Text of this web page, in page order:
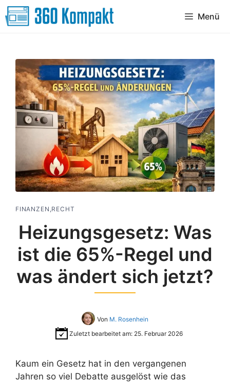
Zum
Inhalt
Menü
FINANZEN,RECHT
Heizungsgesetz: Was
ist die 65%-Regel und
was ändert sich jetzt?
Von M. Rosenhein
Zuletzt bearbeitet am: 25. Februar 2026
Kaum ein Gesetz hat in den vergangenen
Jahren so viel Debatte ausgelöst wie das